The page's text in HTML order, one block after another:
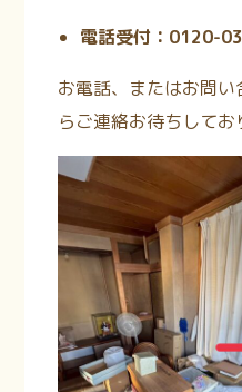
電話受付：0120-
お電話、またはお問
らご連絡お待ちしてお